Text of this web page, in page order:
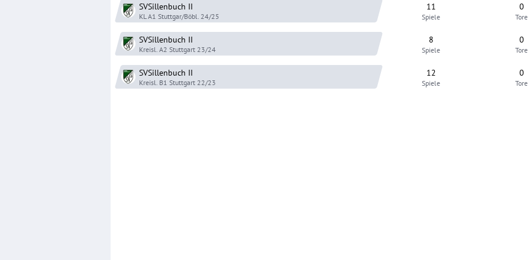
SVSillenbuch II
KL A1 Stuttgar/Böbl. 24/25
11
Spiele
0
Tore
SVSillenbuch II
Kreisl. A2 Stuttgart 23/24
8
Spiele
0
Tore
SVSillenbuch II
Kreisl. B1 Stuttgart 22/23
12
Spiele
0
Tore